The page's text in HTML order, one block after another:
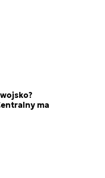
ma